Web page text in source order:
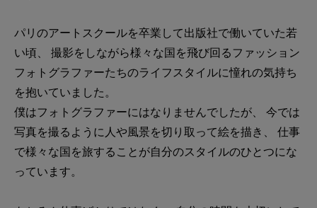
パリのアートスクールを卒業して出版社で働いていた若
い頃、 撮影をしながら様々な国を飛び回るファッション
フォトグラファーたちのライフスタイルに憧れの気持ち
を抱いていました。
僕はフォトグラファーにはなりませんでしたが、 今では
写真を撮るように人や風景を切り取って絵を描き、 仕事
で様々な国を旅することが自分のスタイルのひとつにな
っています。